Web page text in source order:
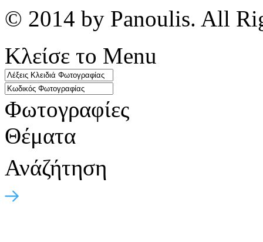
© 2014 by Panoulis. All
Κλείσε το Menu
Φωτογραφίες
Θέματα
Ανάζήτηση